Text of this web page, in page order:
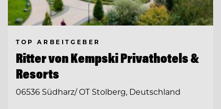
TOP ARBEITGEBER
Ritter von Kempski Privathotels &
Resorts
06536 Südharz/ OT Stolberg, Deutschland